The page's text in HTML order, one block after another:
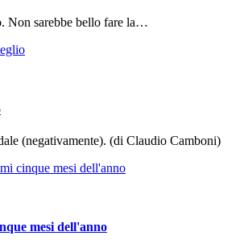
Non sarebbe bello fare la…
(negativamente). (di Claudio Camboni)
mesi dell'anno